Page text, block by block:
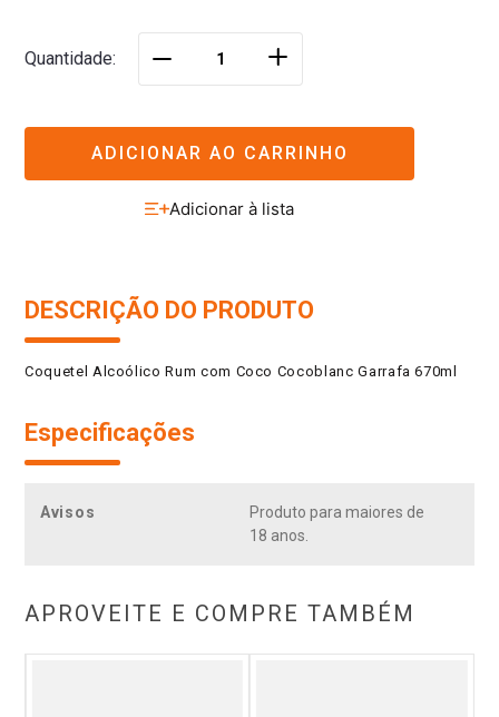
Quantidade ＋
ADICIONAR AO CARRINHO
DESCRIÇÃO DO PRODUTO
Coquetel Alcoólico Rum com Coco Cocoblanc Garrafa 670ml
Especificações
Avisos
Produto para maiores de
18 anos.
APROVEITE E COMPRE TAMBÉM